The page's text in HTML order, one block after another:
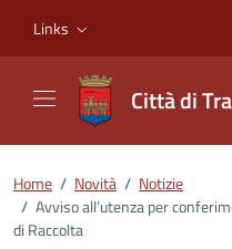
Links
Città di
Home / Novità / Notizie
/ Avviso all’utenza per
di Raccolta